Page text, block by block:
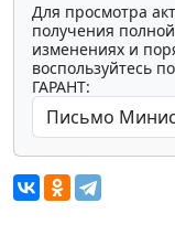
Для просмотра
получения
изменениях и
воспользуйтесь
ГАРАНТ: